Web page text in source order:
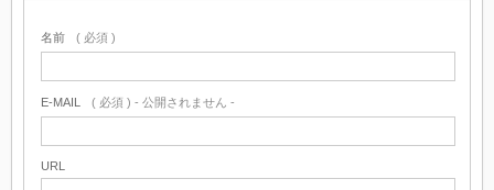
名前 ( 必須 )
E-MAIL ( 必須 ) - 公開されません -
URL